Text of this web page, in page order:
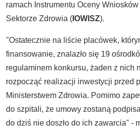
ramach Instrumentu Oceny
Sektorze Zdrowia ( IOWISZ).
"Ostatecznie na liście placówek,
finansowanie, znalazło się 19
regulaminem konkursu, żaden z nich
rozpocząć realizacji inwestycji przed
Ministerstwem Zdrowia. Pomimo
do szpitali, że umowy zostaną
do dziś nie doszło do ich zawarcia" -